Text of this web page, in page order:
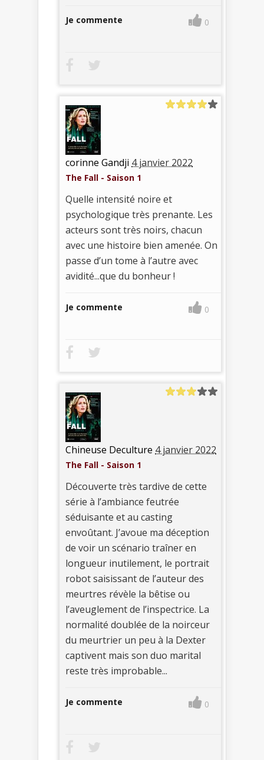
Je commente 0
corinne Gandji 4 janvier 2022
The Fall - Saison 1
Quelle intensité noire et
psychologique très prenante. Les
acteurs sont très noirs, chacun
avec une histoire bien amenée. On
passe d’un tome à l’autre avec
avidité...que du bonheur !
Je commente 0
Chineuse Deculture 4 janvier 2022
The Fall - Saison 1
Découverte très tardive de cette
série à l’ambiance feutrée
séduisante et au casting
envoûtant. J’avoue ma déception
de voir un scénario traîner en
longueur inutilement, le portrait
robot saisissant de l’auteur des
meurtres révèle la bêtise ou
l’aveuglement de l’inspectrice. La
normalité doublée de la noirceur
du meurtrier un peu à la Dexter
captivent mais son duo marital
reste très improbable...
Je commente 0